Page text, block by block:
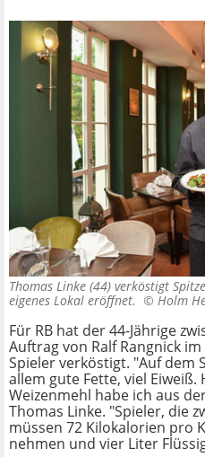
Thomas Linke (44) verköstigt
eigenes Lokal eröffnet. © Holm
Für RB hat der 44-Jährige
Auftrag von Ralf Rangnick
Spieler verköstigt. "Auf dem
allem gute Fette, viel
Weizenmehl habe ich aus
Thomas Linke. "Spieler, die
müssen 72 Kilokalorien pro
nehmen und vier Liter